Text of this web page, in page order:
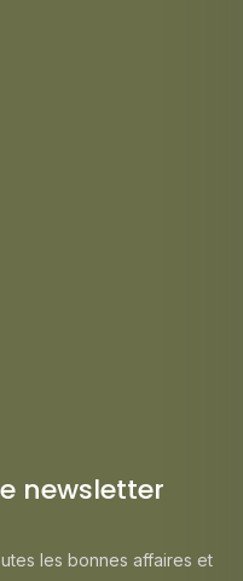
newsletter
les bonnes affaires et